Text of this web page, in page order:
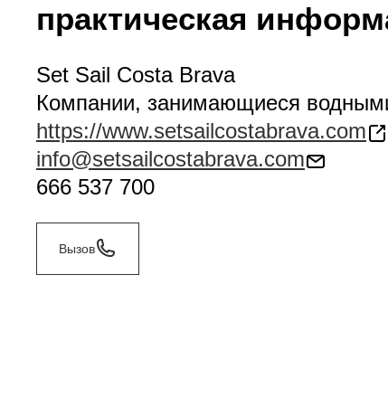
практическая
Set Sail Costa Brava
Компании, занимающиеся
https://www.setsailcostabrava.com
info@setsailcostabrava.com
666 537 700
Вызов